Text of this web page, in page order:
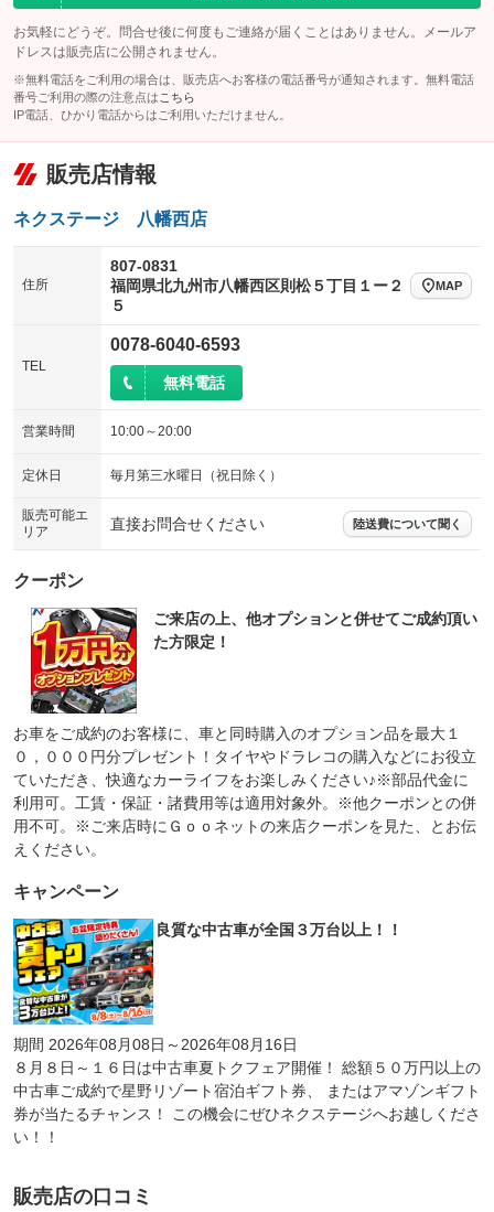
お気軽にどうぞ。問合せ後に何度もご連絡が届くことはありません。メールア
ドレスは販売店に公開されません。
※無料電話をご利用の場合は、販売店へお客様の電話番号が通知されます。無料電話
番号ご利用の際の注意点は こちら
IP電話、ひかり電話からはご利用いただけません。
販売店情報
ネクステージ 八幡西店
住所
807-0831
福岡県北九州市八幡西区則松５丁目１ー２
５
MAP
TEL
0078-6040-6593
無料電話
営業時間 10:00～20:00
定休日 毎月第三水曜日（祝日除く）
販売可能エ
リア
直接お問合せください 陸送費について聞く
クーポン
ご来店の上、他オプションと併せてご成約頂い
た方限定！
お車をご成約のお客様に、車と同時購入のオプション品を最大１
０，０００円分プレゼント！タイヤやドラレコの購入などにお役立
ていただき、快適なカーライフをお楽しみください♪※部品代金に
利用可。工賃・保証・諸費用等は適用対象外。※他クーポンとの併
用不可。※ご来店時にＧｏｏネットの来店クーポンを見た、とお伝
えください。
キャンペーン
良質な中古車が全国３万台以上！！
期間 2026年08月08日～2026年08月16日
８月８日～１６日は中古車夏トクフェア開催！ 総額５０万円以上の
中古車ご成約で星野リゾート宿泊ギフト券、 またはアマゾンギフト
券が当たるチャンス！ この機会にぜひネクステージへお越しくださ
い！！
販売店の口コミ